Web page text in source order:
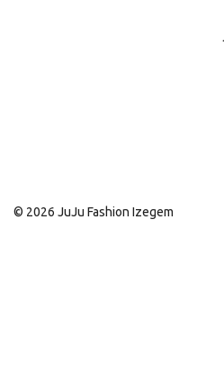
© 2026 JuJu Fashion Izegem